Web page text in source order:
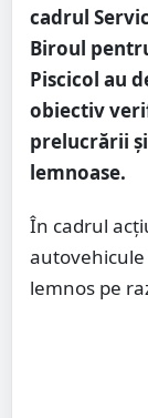
cadrul
Biroul
Piscicol au
obiectiv
prelucrării
lemnoase.
În cadrul
lemnos pe